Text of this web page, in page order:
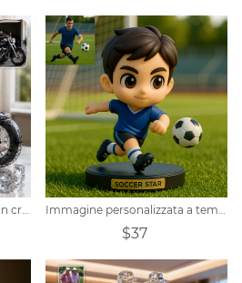
Ornamento personalizzato in cristallo con una motocicletta e una persona Immagine personalizzata a tema calcio - versione q - ornamento in stile trendy
$37